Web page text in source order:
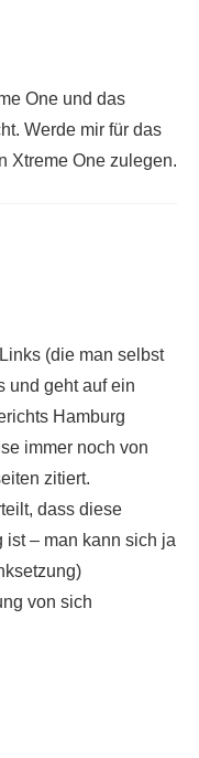
One und das
Werde mir für das
Xtreme One zulegen.
(die man selbst
und geht auf ein
Hamburg
immer noch von
zitiert.
dass diese
– man kann sich ja
von sich